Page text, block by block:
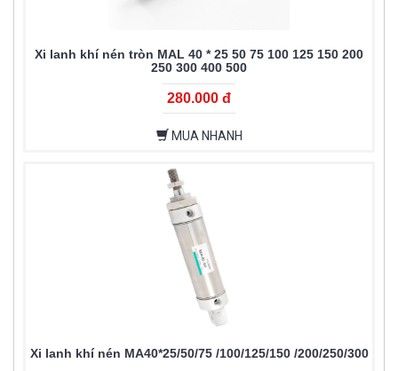
Xi lanh khí nén tròn MAL 40 * 25 50 75 100 125 150 200
250 300 400 500
280.000 đ
MUA NHANH
Xi lanh khí nén MA40*25/50/75 /100/125/150 /200/250/300